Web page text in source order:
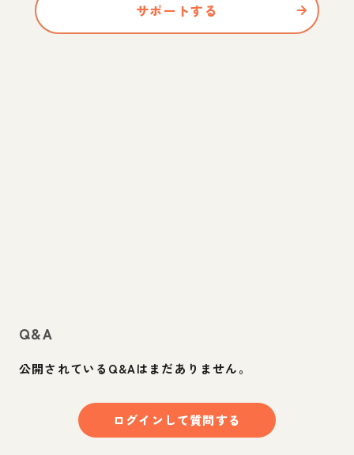
サポートする
Q&A
公開されているQ&Aはまだありません。
ログインして質問する